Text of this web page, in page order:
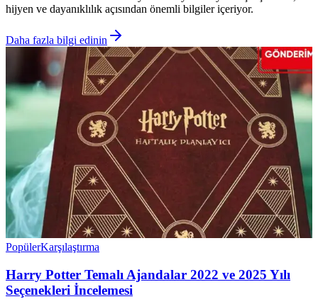
hijyen ve dayanıklılık açısından önemli bilgiler içeriyor.
Daha fazla bilgi edinin
PopülerKarşılaştırma
Harry Potter Temalı Ajandalar 2022 ve 2025 Yılı
Seçenekleri İncelemesi